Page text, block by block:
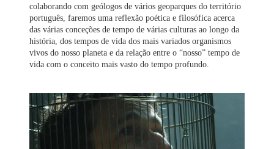
colaborando com geólogos de vários geoparques do território
português, faremos uma reflexão poética e filosófica acerca
das várias conceções de tempo de várias culturas ao longo da
história, dos tempos de vida dos mais variados organismos
vivos do nosso planeta e da relação entre o “nosso” tempo de
vida com o conceito mais vasto do tempo profundo.